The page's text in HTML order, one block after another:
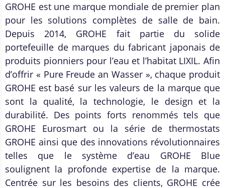
GROHE est une marque mondiale de premier plan
pour les solutions complètes de salle de bain.
Depuis 2014, GROHE fait partie du solide
portefeuille de marques du fabricant japonais de
produits pionniers pour l’eau et l’habitat LIXIL. Afin
d’offrir « Pure Freude an Wasser », chaque produit
GROHE est basé sur les valeurs de la marque que
sont la qualité, la technologie, le design et la
durabilité. Des points forts renommés tels que
GROHE Eurosmart ou la série de thermostats
GROHE ainsi que des innovations révolutionnaires
telles que le système d’eau GROHE Blue
soulignent la profonde expertise de la marque.
Centrée sur les besoins des clients, GROHE crée